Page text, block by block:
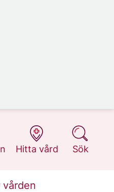
Hitta vård
på 1177.se
Sök
på 1177.se
vården